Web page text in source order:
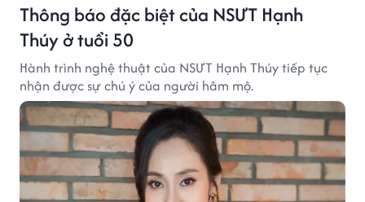
Thông báo đặc biệt của NSƯT Hạnh
Thúy ở tuổi 50
Hành trình nghệ thuật của NSƯT Hạnh Thúy tiếp tục
nhận được sự chú ý của người hâm mộ.